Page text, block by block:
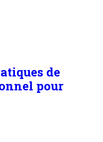
de
pour